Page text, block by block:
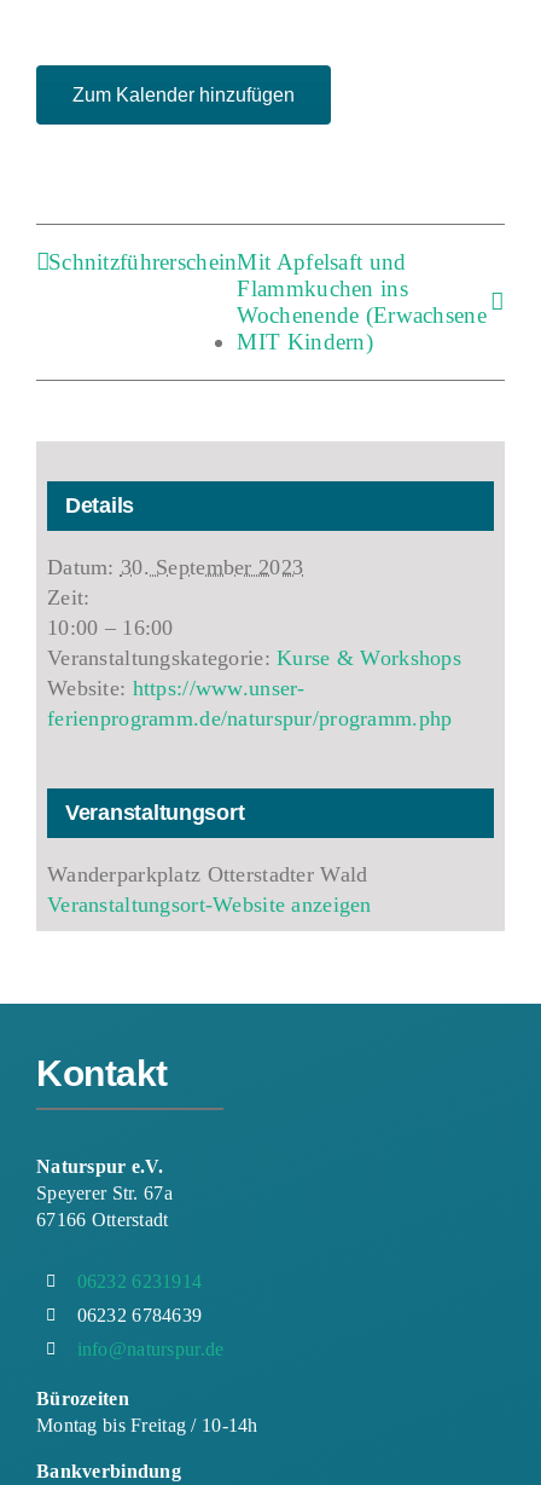
Zum Kalender hinzufügen
SchnitzführerscheinMit Apfelsaft und
Flammkuchen ins
Wochenende (Erwachsene
MIT Kindern)
Details
Datum: 30. September 2023
Zeit:
10:00 – 16:00
Veranstaltungskategorie: Kurse & Workshops
Website: https://www.unser-
ferienprogramm.de/naturspur/programm.php
Veranstaltungsort
Wanderparkplatz Otterstadter Wald
Veranstaltungsort-Website anzeigen
Kontakt
Naturspur e.V.
Speyerer Str. 67a
67166 Otterstadt
06232 6231914
06232 6784639
info@naturspur.de
Bürozeiten
Montag bis Freitag / 10-14h
Bankverbindung